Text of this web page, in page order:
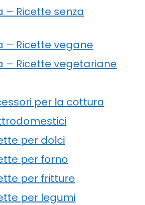
– Ricette senza
– Ricette vegane
– Ricette vegetariane
per la cottura
per dolci
per forno
per fritture
per legumi